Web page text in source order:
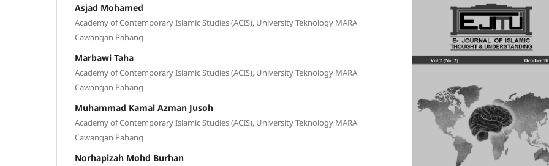
Asjad Mohamed
Academy of Contemporary Islamic Studies (ACIS), University Teknology MARA
Cawangan Pahang
Marbawi Taha
Academy of Contemporary Islamic Studies (ACIS), University Teknology MARA
Cawangan Pahang
Muhammad Kamal Azman Jusoh
Academy of Contemporary Islamic Studies (ACIS), University Teknology MARA
Cawangan Pahang
Norhapizah Mohd Burhan